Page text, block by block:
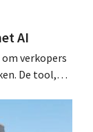
AI
verkopers
De tool,
de
commerciële